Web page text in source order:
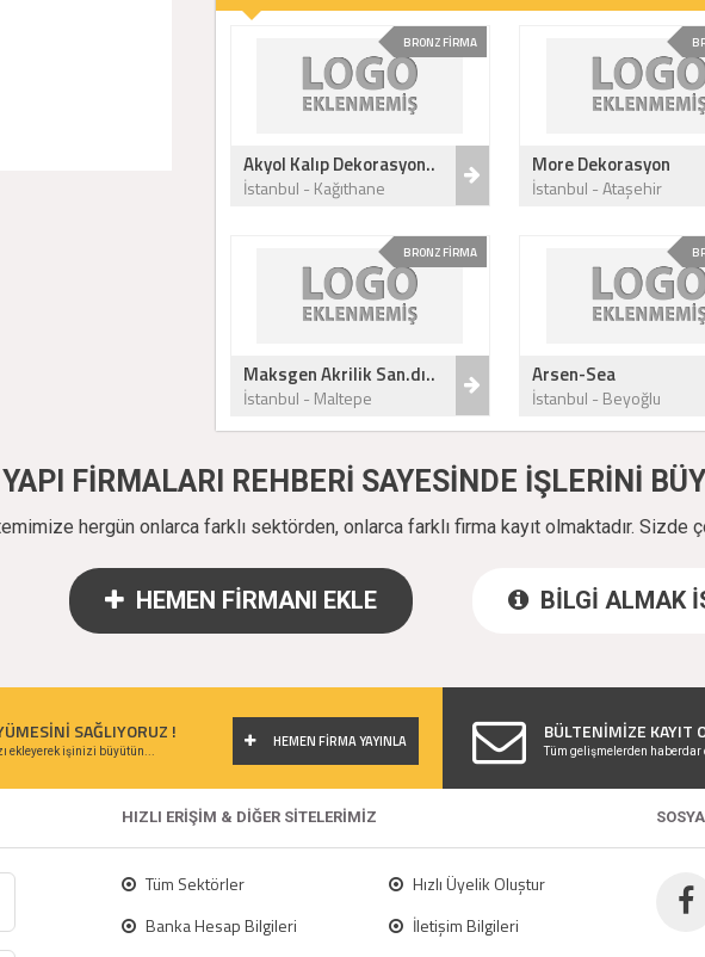
BRONZ FİRMA
Akyol Kalıp Dekorasyon..
İstanbul - Kağıthane
More Dekorasyon
İstanbul - Ataşehir
BRONZ FİRMA
Maksgen Akrilik San.dı..
İstanbul - Maltepe
Arsen-Sea
İstanbul - Beyoğlu
FİRMALARI REHBERİ SAYESİNDE İŞLERİNİ
hergün onlarca farklı sektörden, onlarca farklı firma kayıt olmaktadır. Sizde
HEMEN FİRMANI EKLE BİLGİ ALMAK
SAĞLIYORUZ ! HEMEN FİRMA YAYINLA
ekleyerek işinizi büyütün...
BÜLTENİMİZE KAYIT
Tüm gelişmelerden haberdar
HIZLI ERİŞİM & DİĞER SİTELERİMİZ
Tüm Sektörler
Hızlı Üyelik Oluştur
Banka Hesap Bilgileri
İletişim Bilgileri